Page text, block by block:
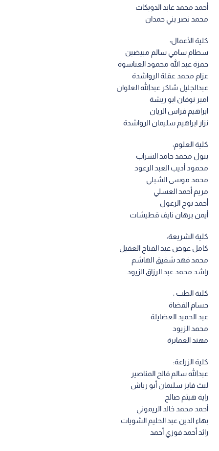
أحمد محمد عابد الدويكات
محمد نصر بني حمدان
كلية الأعمال:
سطام سامي سالم مبيضين
حمزة عبد الله محمود العناسوة
عزام محمد عقلة الرواشدة
عبدالجليل شاكر عبدالله العلوان
امير نوفان ابو ريشة
ابراهيم فراس الريان
نزار ابراهيم سليمان الرواشدة
كلية العلوم:
بتول محمد حامد الشراب
محمود أديب العبد الرعود
محمد موسى الشبلي
مريم أحمد العسلي
أحمد نوح الزغول
أيمن برهان نايف قطيشات
كلية الشريعة:
كامل عوض عبد الفتاح العقيل
محمد فهد شفيق الهاشم
راشد محمد عبد الرزاق الزيود
كلية الطب :
حسام القضاة
عبد الحميد العضايلة
محمد الزيود
مهند العمايرة
كلية الزراعة:
عبدالله سالم فالح المناصير
ليث فايز سليمان أبو رياش
راية هيثم صالح
أحمد محمد خالد الريموني
بهاء الدين عبد الحليم الشويات
رائد أحمد فوزي أحمد